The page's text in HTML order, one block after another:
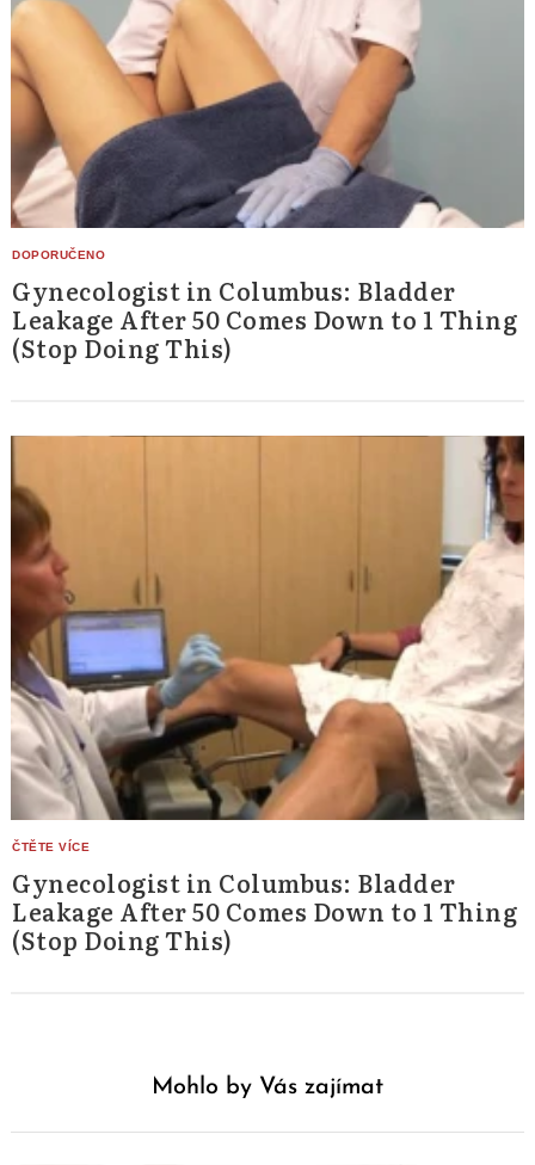
Gynecologist in Columbus: Bladder
Leakage After 50 Comes Down to 1 Thing
(Stop Doing This)
Gynecologist in Columbus: Bladder
Leakage After 50 Comes Down to 1 Thing
(Stop Doing This)
Mohlo by Vás zajímat